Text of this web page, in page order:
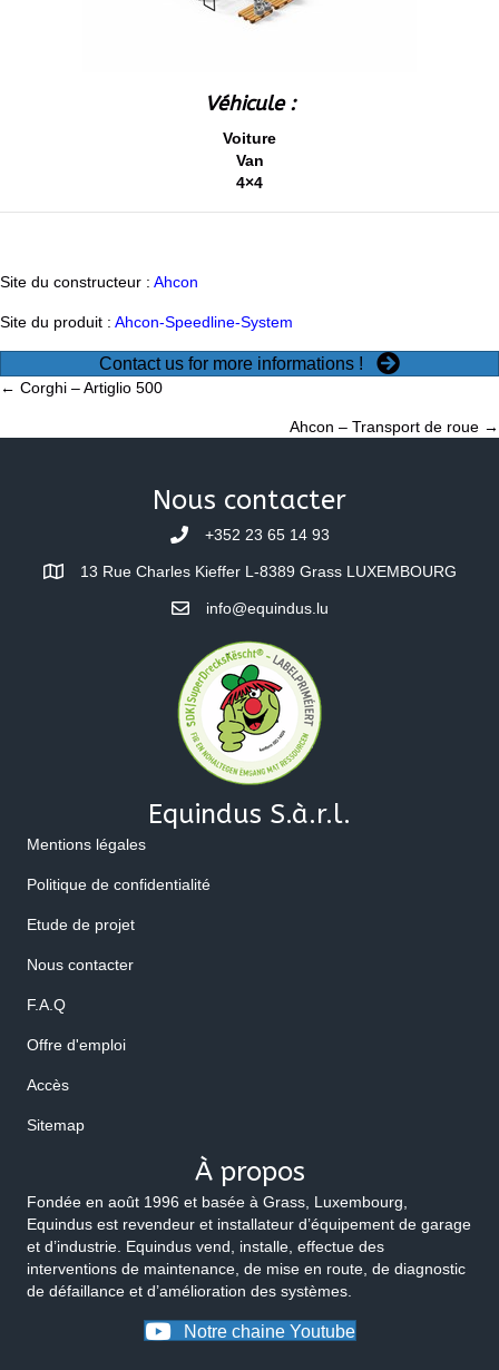
Véhicule :
Voiture
Van
4×4
Site du constructeur : Ahcon
Site du produit : Ahcon-Speedline-System
Contact us for more informations !
Posts
navigation
← Corghi – Artiglio 500
Ahcon – Transport de roue →
Nous contacter
+352 23 65 14 93
13 Rue Charles Kieffer L-8389 Grass LUXEMBOURG
info@equindus.lu
Equindus S.à.r.l.
Mentions légales
Politique de confidentialité
Etude de projet
Nous contacter
F.A.Q
Offre d'emploi
Accès
Sitemap
À propos
Fondée en août 1996 et basée à Grass, Luxembourg,
Equindus est revendeur et installateur d’équipement de garage
et d’industrie. Equindus vend, installe, effectue des
interventions de maintenance, de mise en route, de diagnostic
de défaillance et d’amélioration des systèmes.
Notre chaine Youtube